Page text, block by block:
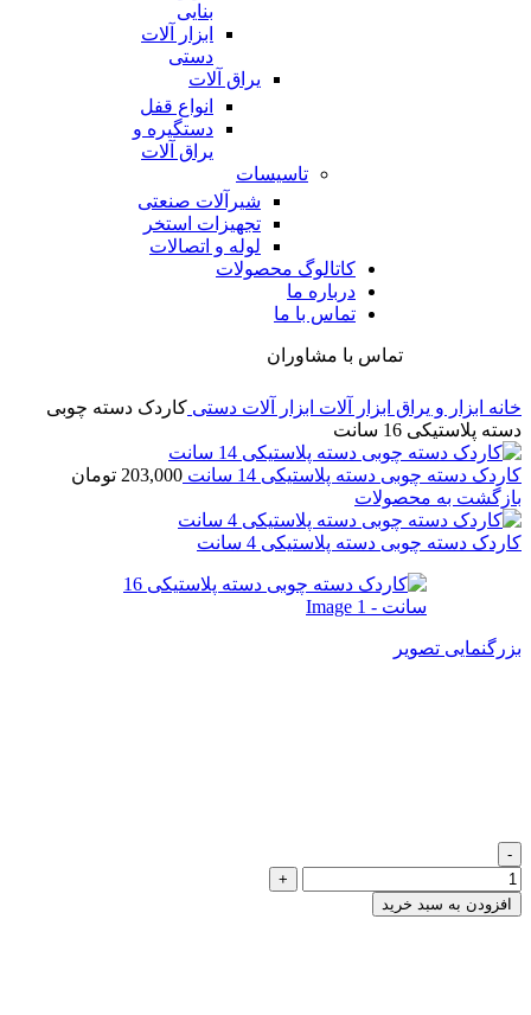
بنایی
ابزار آلات
دستی
یراق آلات
انواع قفل
دستگیره و
یراق آلات
تاسیسات
شیرآلات صنعتی
تجهیزات استخر
لوله و اتصالات
کاتالوگ محصولات
درباره ما
تماس با ما
تماس با مشاوران
خانه ابزار و یراق ابزار آلات ابزار آلات دستی کاردک دسته چوبی
دسته پلاستیکی 16 سانت
کاردک دسته چوبی دسته پلاستیکی 14 سانت 203,000 تومان
بازگشت به محصولات
کاردک دسته چوبی دسته پلاستیکی 4 سانت
بزرگنمایی تصویر
افزودن به سبد خرید